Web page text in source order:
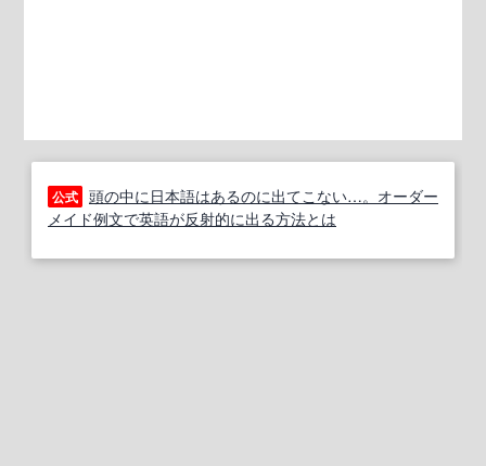
公式 頭の中に日本語はあるのに出てこない…。オーダー
メイド例文で英語が反射的に出る方法とは